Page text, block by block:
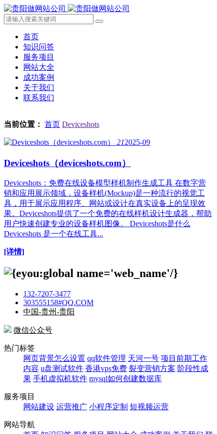
首页
知识问答
服务项目
网站大全
成功案例
关于我们
联系我们
当前位置： 首页 Deviceshots
212025-09
Deviceshots（deviceshots.com）
Deviceshots：免费在线设备模型样机制作生成工具 在数字营
销和应用展示领域，设备样机(Mockup)是一种流行的视觉工
具，用于展示应用程序、网站或设计在真实设备上的呈现效
果。Deviceshots提供了一个免费的在线样机设计生成器，帮助
用户快速创建专业的设备样机图像。 Deviceshots是什么
Deviceshots 是一个在线工具...
[详情]
132-7207-3477
303555158#QQ.COM
中国-贵州-贵阳
微信公众号
热门标签
网页背景怎么设置 qq软件管理 天河一号 项目前期工作
内容 u盘测试软件 香港vps免费 裂变营销方案 阶段性成
果 手机虚拟机软件 mysql如何创建数据库
服务项目
网站建设 运营推广 小程序定制 短视频运营
网站导航